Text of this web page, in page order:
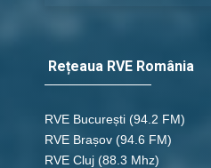
Rețeaua RVE România
RVE București (94.2 FM)
RVE Brașov (94.6 FM)
RVE Cluj (88.3 Mhz)